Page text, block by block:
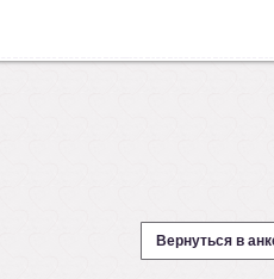
Вернуться в